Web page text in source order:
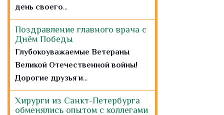
обменялись опытом с коллегами
из Самарканда
Хирурги Санкт-Петербурга приняли
участие в Международном
симпозиуме...
Памятки по безопасности